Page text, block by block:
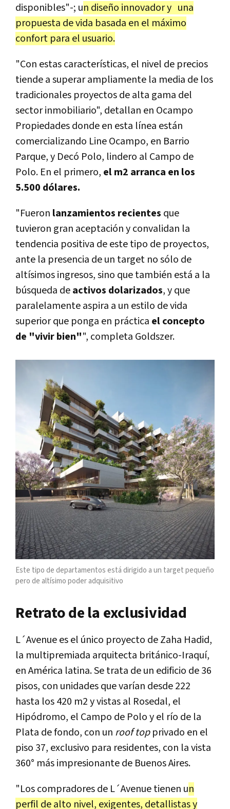
disponibles"-; un diseño innovador y una
propuesta de vida basada en el máximo
confort para el usuario.
"Con estas características, el nivel de precios
tiende a superar ampliamente la media de los
tradicionales proyectos de alta gama del
sector inmobiliario", detallan en Ocampo
Propiedades donde en esta línea están
comercializando Line Ocampo, en Barrio
Parque, y Decó Polo, lindero al Campo de
Polo. En el primero, el m2 arranca en los
5.500 dólares.
"Fueron lanzamientos recientes que
tuvieron gran aceptación y convalidan la
tendencia positiva de este tipo de proyectos,
ante la presencia de un target no sólo de
altísimos ingresos, sino que también está a la
búsqueda deactivos dolarizados, y que
paralelamente aspira a un estilo de vida
superior que ponga en práctica el concepto
de "vivir bien"", completa Goldszer.
Este tipo de departamentos está dirigido a un target pequeño
pero de altísimo poder adquisitivo
Retrato de la exclusividad
L´Avenue es el único proyecto de Zaha Hadid,
la multipremiada arquitecta británico-Iraquí,
en América latina. Se trata de un edificio de 36
pisos, con unidades que varían desde 222
hasta los 420 m2 y vistas al Rosedal, el
Hipódromo, el Campo de Polo y el río de la
Plata de fondo, con un roof topprivado en el
piso 37, exclusivo para residentes, con la vista
360° más impresionante de Buenos Aires.
"Los compradores de L´Avenue tienen un
perfil de alto nivel, exigentes, detallistas y